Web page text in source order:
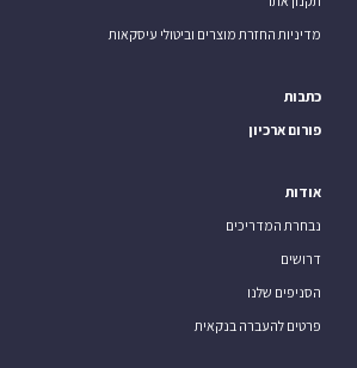
מדיניות החזרת מוצרים וביטולי עיסקאות
כתבות
פורום ארכיון
אודות
נבחרת המדריכים
דרושים
הסניפים שלנו
פרטים להעברה בנקאית